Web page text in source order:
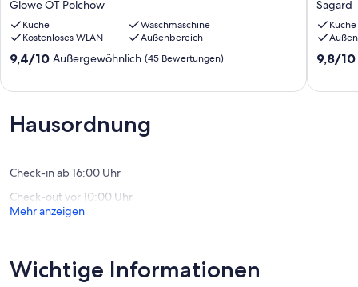
Hafen"
-
Alleinlage
-
Charakterhaus
Glowe OT Polchow
Küche
Waschmaschine
Kostenloses WLAN
Außenbereich
9.4
(45
Bewertungen)
9,4/10 Außergewöhnlich (45 Bewertungen)
Lage
85
qm.
Sagard
Küche
9.8
9,8/10
Hausordnung
Check-in ab 16:00 Uhr
Check-out vor 10:00 Uhr
Mehr anzeigen
Wichtige Informationen